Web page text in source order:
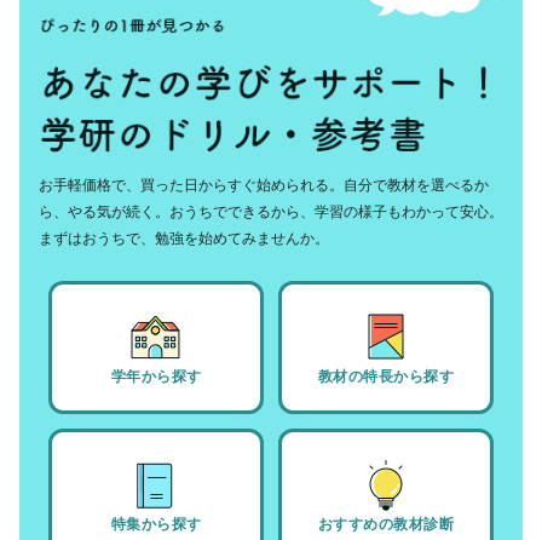
お手軽価格で、買った日からすぐ始められる。自分で教材を選べるか
ら、やる気が続く。おうちでできるから、学習の様子もわかって安心。
まずはおうちで、勉強を始めてみませんか。
学年から探す 教材の特長から探す
特集から探す おすすめの教材診断